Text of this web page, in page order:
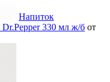
Напиток
Dr.Pepper 330 мл ж/б от